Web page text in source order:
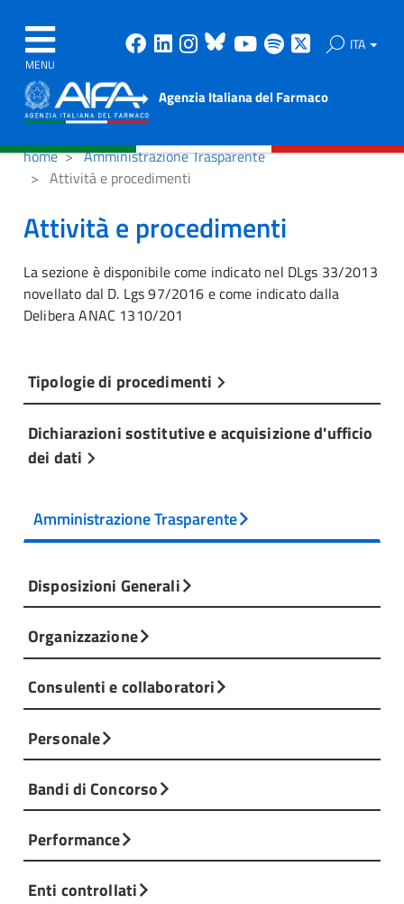
MENU
Facebook
Linkedin
Instagram
Bluesky
Youtube
Spotify ITA
Agenzia Italiana del Farmaco
home
Amministrazione Trasparente
Attività e procedimenti
Attività e procedimenti
La sezione è disponibile come indicato nel DLgs 33/2013
novellato dal D. Lgs 97/2016 e come indicato dalla
Delibera ANAC 1310/201
Tipologie di procedimenti
Dichiarazioni sostitutive e acquisizione d'ufficio
dei dati
Amministrazione Trasparente
Disposizioni Generali
Organizzazione
Consulenti e collaboratori
Personale
Bandi di Concorso
Performance
Enti controllati